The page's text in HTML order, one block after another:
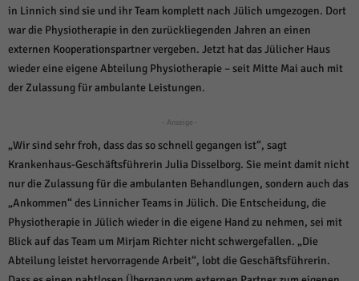
in Linnich sind sie und ihr Team komplett nach Jülich umgezogen. Dort
war die Physiotherapie in den zurückliegenden Jahren an einen
externen Kooperationspartner vergeben. Jetzt hat das Jülicher Haus
wieder eine eigene Abteilung Physiotherapie – seit Mitte Mai auch mit
der Zulassung für ambulante Leistungen.
- Anzeige -
„Wir sind sehr froh, dass das so schnell gegangen ist“, sagt
Krankenhaus-Geschäftsführerin Julia Disselborg. Sie meint damit nicht
nur die Zulassung für die ambulanten Behandlungen, sondern auch das
„Ankommen“ des Linnicher Teams in Jülich. Die Entscheidung, die
Physiotherapie in Jülich wieder in die eigene Hand zu nehmen, sei mit
Blick auf das Team um Mirjam Richter nicht schwergefallen. „Die
Abteilung leistet hervorragende Arbeit“, lobt die Geschäftsführerin.
powered by Borlabs Cookie Datenschutzerklärung Impressum